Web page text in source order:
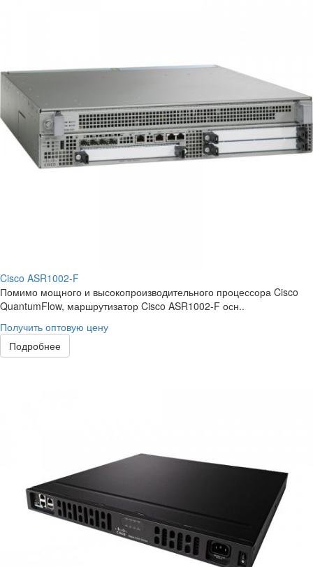
Cisco ASR1002-F
Помимо мощного и высокопроизводительного процессора Cisco
QuantumFlow, маршрутизатор Cisco ASR1002-F осн..
Получить оптовую цену
Подробнее